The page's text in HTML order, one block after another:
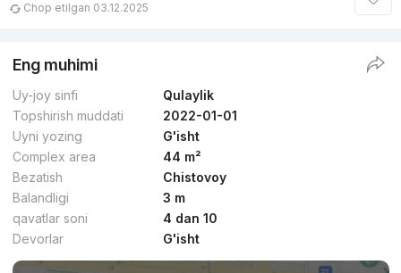
Chop etilgan 03.12.2025
Eng muhimi
Uy-joy sinfi
Qulaylik
Topshirish muddati
2022-01-01
Uyni yozing
G'isht
Complex area
44 m²
Bezatish
Chistovoy
Balandligi
3 m
qavatlar soni
4 dan 10
Devorlar
G'isht